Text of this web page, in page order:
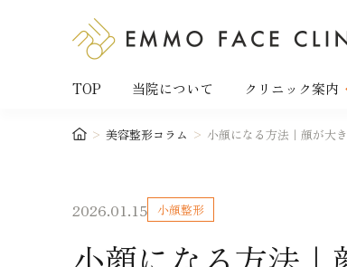
TOP 当院について クリニック案内
> 美容整形コラム > 小顔になる方法｜顔が大
2026.01.15 小顔整形